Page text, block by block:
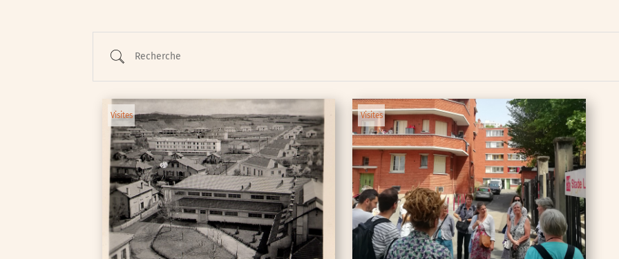
Expositions
Parcours en autonomie
Parole aux habitants
Randonnées
Spectacle et performances
Visites
Voyage d'études
Visites Visites